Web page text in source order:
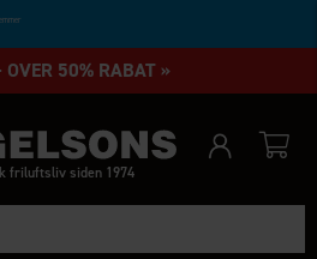
50% RABAT »
friluftsliv siden 1974